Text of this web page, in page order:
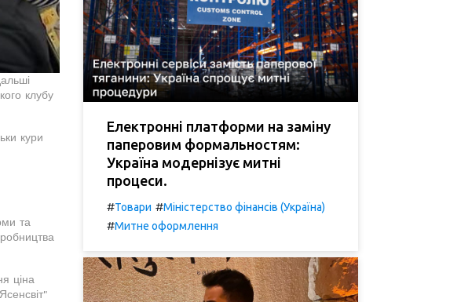
клубу
кури
та
ціна
Електронні платформи на заміну
паперовим формальностям:
Україна модернізує митні
процеси.
#Товари #Міністерство фінансів (Україна)
#Митне оформлення